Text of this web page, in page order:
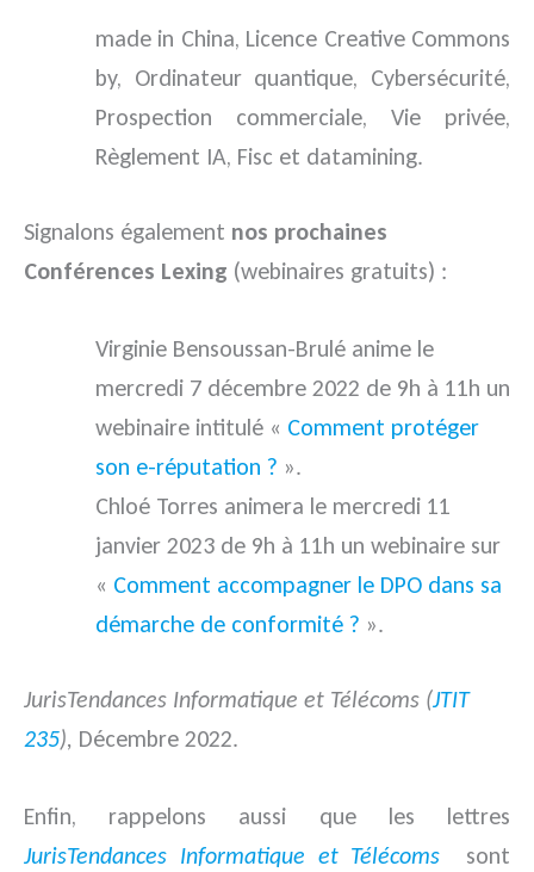
made in China, Licence Creative Commons
by, Ordinateur quantique, Cybersécurité,
Prospection commerciale, Vie privée,
Règlement IA, Fisc et datamining.
Signalons également nos prochaines
Conférences Lexing (webinaires gratuits) :
Virginie Bensoussan-Brulé anime le
mercredi 7 décembre 2022 de 9h à 11h un
webinaire intitulé « Comment protéger
son e-réputation ? ».
Chloé Torres animera le mercredi 11
janvier 2023 de 9h à 11h un webinaire sur
« Comment accompagner le DPO dans sa
démarche de conformité ? ».
JurisTendances Informatique et Télécoms (JTIT
235), Décembre 2022.
Enfin, rappelons aussi que les lettres
JurisTendances Informatique et Télécoms
sont